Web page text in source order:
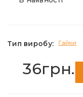
Тип виробу: Гайки
36грн.